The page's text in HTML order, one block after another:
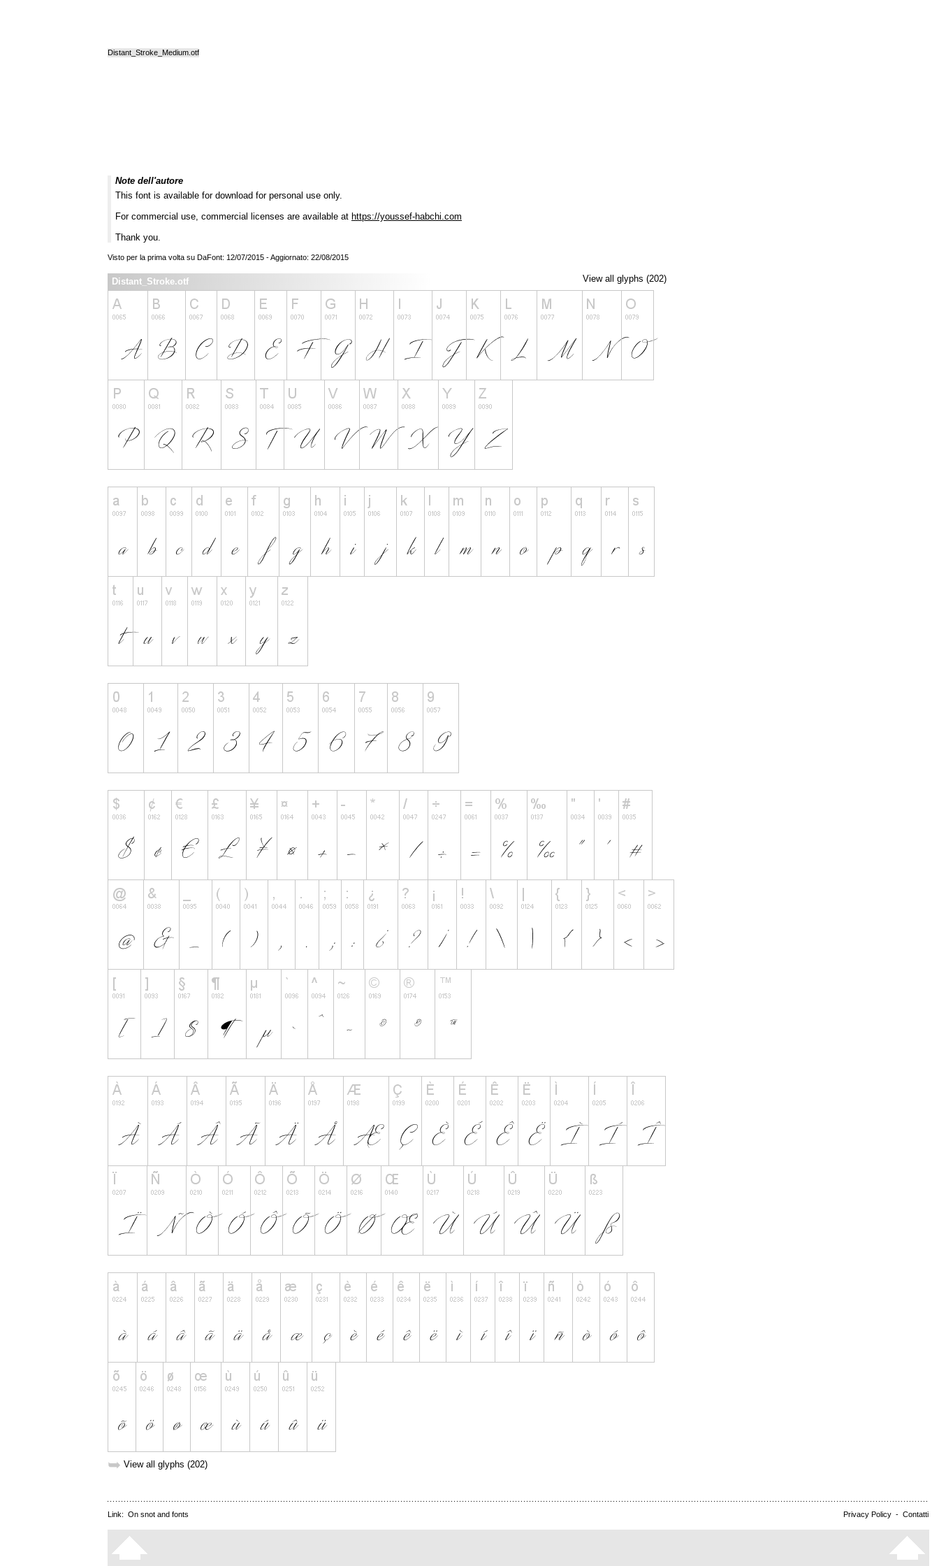
Distant_Stroke_Medium.otf
Note dell'autore
This font is available for download for personal use only.
For commercial use, commercial licenses are available at https://youssef-habchi.com
Thank you.
Visto per la prima volta su DaFont: 12/07/2015 - Aggiornato: 22/08/2015
View all glyphs (202)
Distant_Stroke.otf
➥ View all glyphs (202)
Privacy Policy - Contatti
Link: On snot and fonts